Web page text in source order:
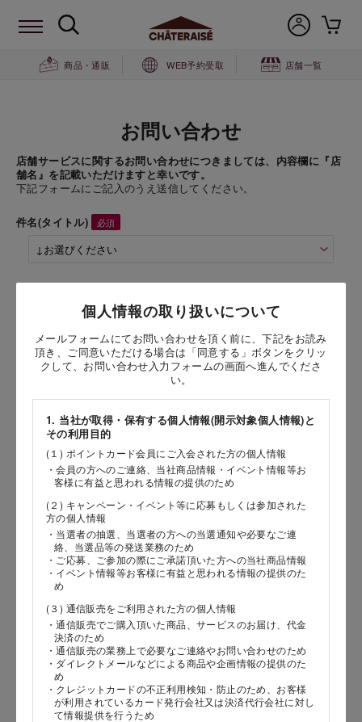
商品・通販 WEB予約受取 店舗一覧
お問い合わせ
店舗サービスに関するお問い合わせにつきましては、内容欄に『店
舗名』を記載いただけますと幸いです。
下記フォームにご記入のうえ送信してください。
個人情報の取り扱いについて
メールフォームにてお問い合わせを頂く前に、下記をお読み
頂き、ご同意いただける場合は「同意する」ボタンをクリッ
クして、お問い合わせ入力フォームの画面へ進んでくださ
い。
1. 当社が取得・保有する個人情報(開示対象個人情報)と
その利用目的
(１) ポイントカード会員にご入会された方の個人情報
・会員の方へのご連絡、当社商品情報・イベント情報等お
客様に有益と思われる情報の提供のため
(２) キャンペーン・イベント等に応募もしくは参加された
方の個人情報
・当選者の抽選、当選者の方への当選通知や必要なご連
絡、当選品等の発送業務のため
・ご応募、ご参加の際にご承諾頂いた方への当社商品情報
・イベント情報等お客様に有益と思われる情報の提供のた
め
(３) 通信販売をご利用された方の個人情報
・通信販売でご購入頂いた商品、サービスのお届け、代金
決済のため
・通信販売の業務上で必要なご連絡やお問い合わせのため
・ダイレクトメールなどによる商品や企画情報の提供のた
め
・クレジットカードの不正利用検知・防止のため、お客様
が利用されているカード発行会社又は決済代行会社に対し
て情報提供を行うため
件名(タイトル)
乳と卵と小麦粉を使用していないショートケーキ
お問い合わせ時氏名
［名］
（全角で入力してください）
お問い合わせ時氏名（カナ）
［セイ］
［メイ］
（全角で入力してください）
電話番号
メールアドレス